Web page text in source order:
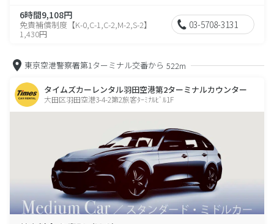
6時間9,108円
免責補償制度【K-0,C-1,C-2,M-2,S-2】
1,430円
03-5708-3131
東京空港警察署第1ターミナル交番から 522m
タイムズカーレンタル羽田空港第2ターミナルカウンター
大田区羽田空港3-4-2第2旅客ﾀｰﾐﾅﾙﾋﾞﾙ1F